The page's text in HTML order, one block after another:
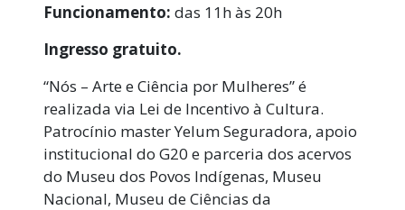
Funcionamento: das 11h às 20h
Ingresso gratuito.
“Nós – Arte e Ciência por Mulheres” é
realizada via Lei de Incentivo à Cultura.
Patrocínio master Yelum Seguradora, apoio
institucional do G20 e parceria dos acervos
do Museu dos Povos Indígenas, Museu
Nacional, Museu de Ciências da